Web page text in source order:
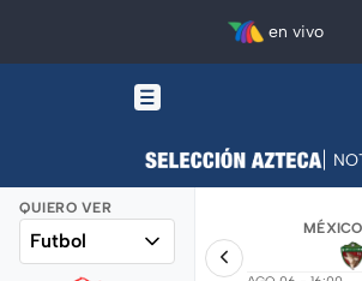
en vivo
QUIERO VER
Futbol